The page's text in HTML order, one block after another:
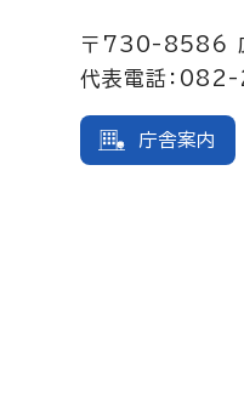
〒730-8586
代表電話：
庁舎案内